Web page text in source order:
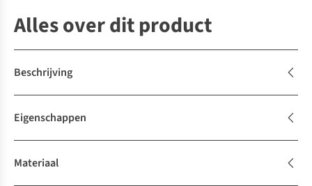
Alles over dit product
Beschrijving
Eigenschappen
Materiaal